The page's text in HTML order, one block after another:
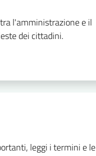
l'amministrazione e il
dei cittadini.
leggi i termini e le